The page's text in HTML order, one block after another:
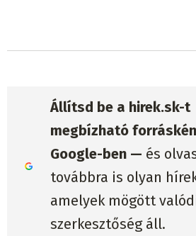
Állítsd be a hirek.sk-t
megbízható
Google-ben — és
továbbra is olyan
amelyek mögött
szerkesztőség áll.